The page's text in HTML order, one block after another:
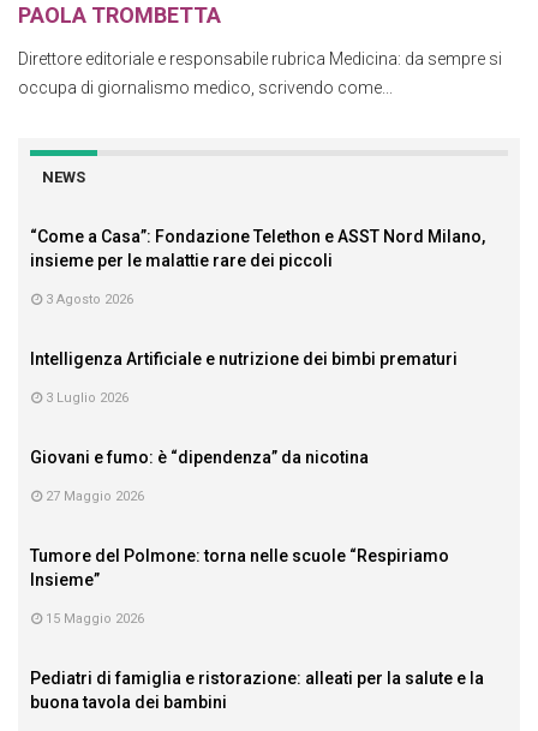
PAOLA TROMBETTA
Direttore editoriale e responsabile rubrica Medicina: da sempre si
occupa di giornalismo medico, scrivendo come...
NEWS
“Come a Casa”: Fondazione Telethon e ASST Nord Milano,
insieme per le malattie rare dei piccoli
3 Agosto 2026
Intelligenza Artificiale e nutrizione dei bimbi prematuri
3 Luglio 2026
Giovani e fumo: è “dipendenza” da nicotina
27 Maggio 2026
Tumore del Polmone: torna nelle scuole “Respiriamo
Insieme”
15 Maggio 2026
Pediatri di famiglia e ristorazione: alleati per la salute e la
buona tavola dei bambini